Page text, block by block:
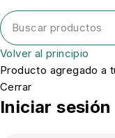
Volver al principio
Producto agregado a
Cerrar
Iniciar sesión